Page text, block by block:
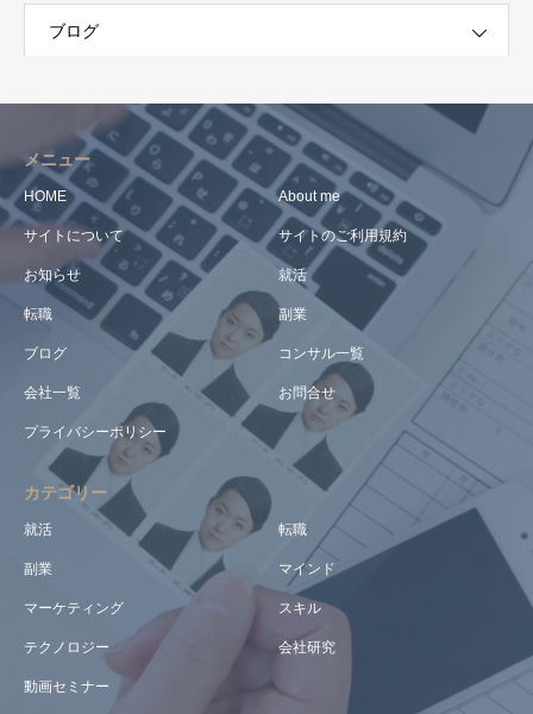
ブログ
メニュー
HOME About me
サイトについて サイトのご利用規約
お知らせ 就活
転職 副業
ブログ コンサル一覧
会社一覧 お問合せ
プライバシーポリシー
カテゴリー
就活 転職
副業 マインド
マーケティング スキル
テクノロジー 会社研究
動画セミナー